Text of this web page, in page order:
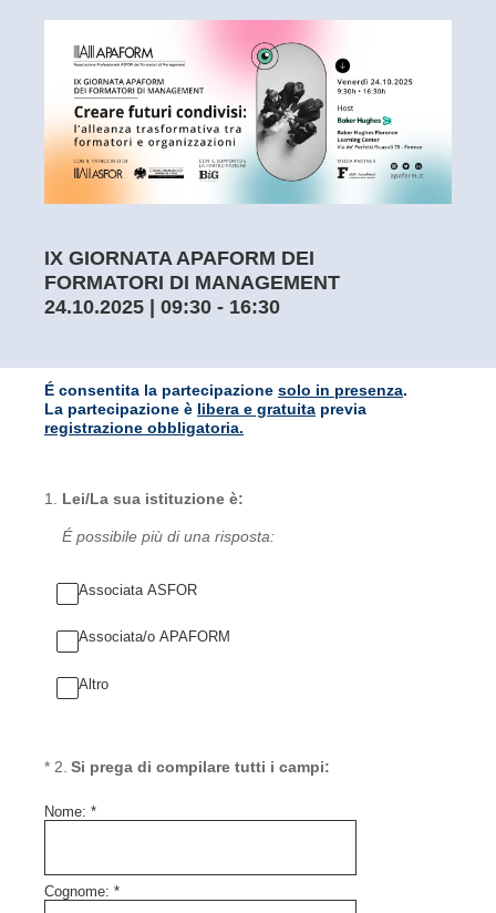
IX GIORNATA APAFORM DEI
FORMATORI DI MANAGEMENT
24.10.2025 | 09:30 - 16:30
É consentita la partecipazione solo in presenza.
La partecipazione è libera e gratuita previa
registrazione obbligatoria.
1 Lei/La sua istituzione è:
É possibile più di una risposta:
Associata ASFOR
Associata/o APAFORM
Altro
* 2 Si prega di compilare tutti i campi:
(Obbligatorio)
Nome: *
Cognome: *